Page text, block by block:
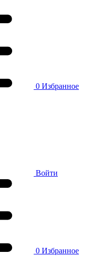
0 Избранное
Войти
0 Избранное